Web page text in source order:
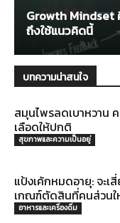
Growth Mindset
ถึงใช้แนวคิดนี้
บทความน่าสนใจ
สมุนไพรลดเบาหวาน
เลือดให้ปกติ
สุขภาพและความเป็นอยู่
แป้งเค้กหมดอายุ: จะเ
เกณฑ์ตัดสินที่คนส่วน
อาหารและเครื่องดื่ม